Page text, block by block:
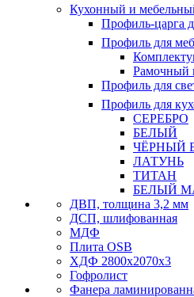
Кухонный и
Профиль-царга
Профиль для
Рамочный
Профиль для
Профиль для
СЕРЕБРО
БЕЛЫЙ
ЧЁРНЫЙ
ЛАТУНЬ
ТИТАН
БЕЛЫЙ
ДВП, толщина 3,2 мм
ДСП, шлифованная
МДФ
Плита OSB
ХДФ 2800х2070х3
Гофролист
Фанера